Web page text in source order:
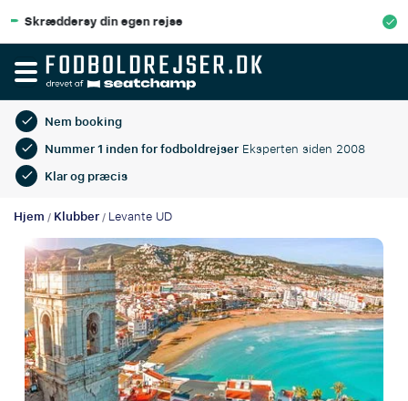
100% Økonomisk beskyttelse
Nem booking
Nummer 1 inden for fodboldrejserEksperten siden 2008
Klar og præcis
Hjem/Klubber/Levante UD